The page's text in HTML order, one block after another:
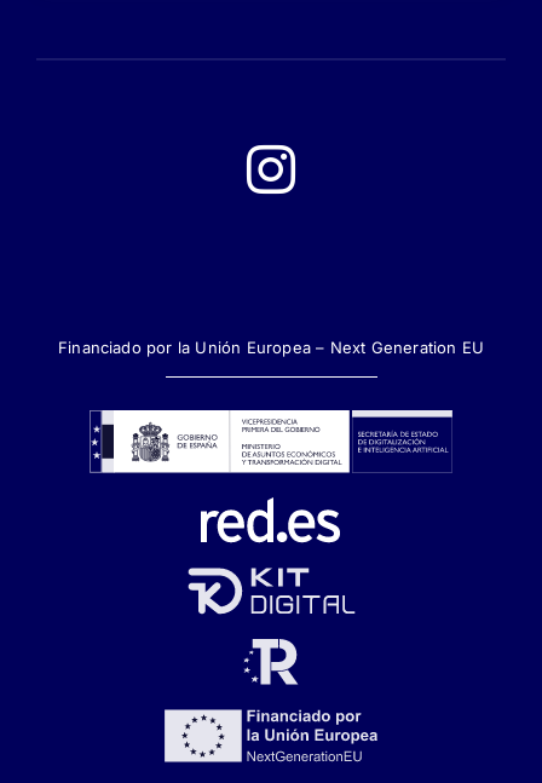
Financiado por la Unión Europea – Next Generation EU